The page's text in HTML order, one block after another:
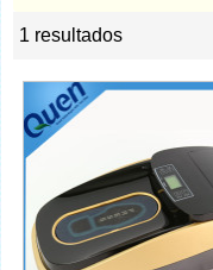
1 resultados